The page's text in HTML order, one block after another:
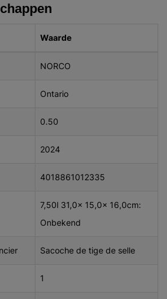
Waarde
NORCO
Ontario
0.50
2024
4018861012335
7,50l 31,0x 15,0x 16,0cm:
Onbekend
Sacoche de tige de selle
1